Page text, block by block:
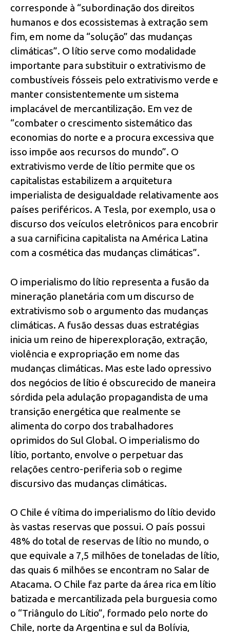
corresponde à “subordinação dos direitos
humanos e dos ecossistemas à extração sem
fim, em nome da “solução” das mudanças
climáticas”. O lítio serve como modalidade
importante para substituir o extrativismo de
combustíveis fósseis pelo extrativismo verde e
manter consistentemente um sistema
implacável de mercantilização. Em vez de
“combater o crescimento sistemático das
economias do norte e a procura excessiva que
isso impõe aos recursos do mundo”. O
extrativismo verde de lítio permite que os
capitalistas estabilizem a arquitetura
imperialista de desigualdade relativamente aos
países periféricos. A Tesla, por exemplo, usa o
discurso dos veículos eletrônicos para encobrir
a sua carnificina capitalista na América Latina
com a cosmética das mudanças climáticas”.
O imperialismo do lítio representa a fusão da
mineração planetária com um discurso de
extrativismo sob o argumento das mudanças
climáticas. A fusão dessas duas estratégias
inicia um reino de hiperexploração, extração,
violência e expropriação em nome das
mudanças climáticas. Mas este lado opressivo
dos negócios de lítio é obscurecido de maneira
sórdida pela adulação propagandista de uma
transição energética que realmente se
alimenta do corpo dos trabalhadores
oprimidos do Sul Global. O imperialismo do
lítio, portanto, envolve o perpetuar das
relações centro-periferia sob o regime
discursivo das mudanças climáticas.
O Chile é vítima do imperialismo do lítio devido
às vastas reservas que possui. O país possui
48% do total de reservas de lítio no mundo, o
que equivale a 7,5 milhões de toneladas de lítio,
das quais 6 milhões se encontram no Salar de
Atacama. O Chile faz parte da área rica em lítio
batizada e mercantilizada pela burguesia como
o “Triângulo do Lítio”, formado pelo norte do
Chile, norte da Argentina e sul da Bolívia,